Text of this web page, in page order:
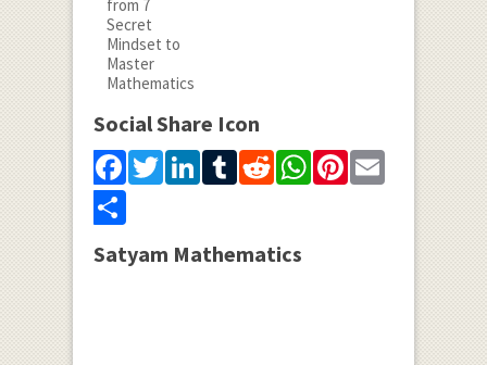
Social Share Icon
Facebook
Twitter
LinkedIn
Tumblr
Reddit
WhatsApp
Pinterest
Email
Share
Satyam Mathematics